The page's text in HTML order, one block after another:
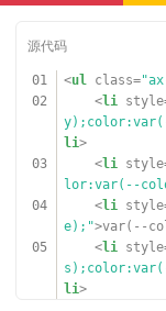
01 <ul class=
02
<li style
li>
03
<li style
lor:var(--
04
<li style
e);">var(--
05
<li style
li>